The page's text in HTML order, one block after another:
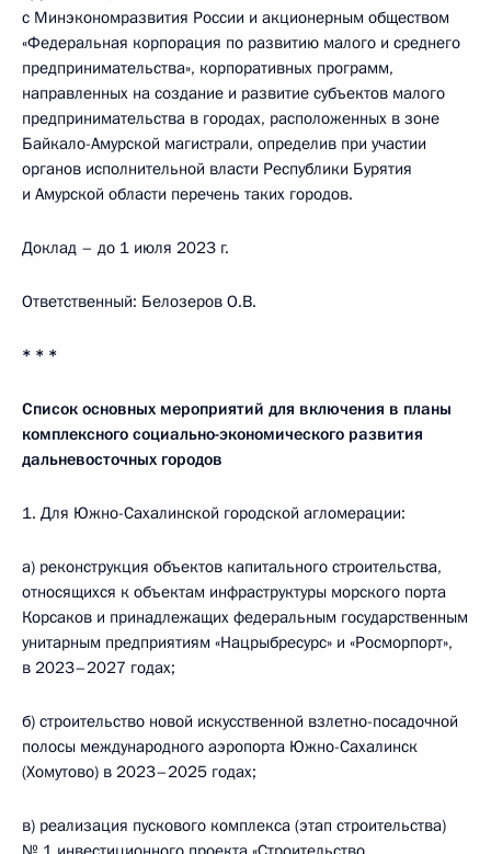
с Минэкономразвития России и акционерным обществом
«Федеральная корпорация по развитию малого и среднего
предпринимательства», корпоративных программ,
направленных на создание и развитие субъектов малого
предпринимательства в городах, расположенных в зоне
Байкало-Амурской магистрали, определив при участии
органов исполнительной власти Республики Бурятия
и Амурской области перечень таких городов.
Доклад – до 1 июля 2023 г.
Ответственный: Белозеров О.В.
* * *
Список основных мероприятий для включения в планы
комплексного социально-экономического развития
дальневосточных городов
1. Для Южно-Сахалинской городской агломерации:
а) реконструкция объектов капитального строительства,
относящихся к объектам инфраструктуры морского порта
Корсаков и принадлежащих федеральным государственным
унитарным предприятиям «Нацрыбресурс» и «Росморпорт»,
в 2023–2027 годах;
б) строительство новой искусственной взлетно-посадочной
полосы международного аэропорта Южно-Сахалинск
(Хомутово) в 2023–2025 годах;
в) реализация пускового комплекса (этап строительства)